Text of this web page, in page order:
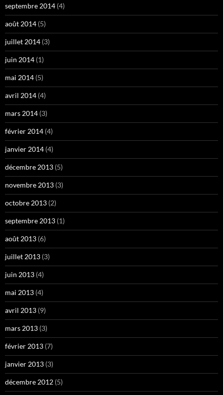
septembre 2014 (4)
août 2014 (5)
juillet 2014 (3)
juin 2014 (1)
mai 2014 (5)
avril 2014 (4)
mars 2014 (3)
février 2014 (4)
janvier 2014 (4)
décembre 2013 (5)
novembre 2013 (3)
octobre 2013 (2)
septembre 2013 (1)
août 2013 (6)
juillet 2013 (3)
juin 2013 (4)
mai 2013 (4)
avril 2013 (9)
mars 2013 (3)
février 2013 (7)
janvier 2013 (3)
décembre 2012 (5)